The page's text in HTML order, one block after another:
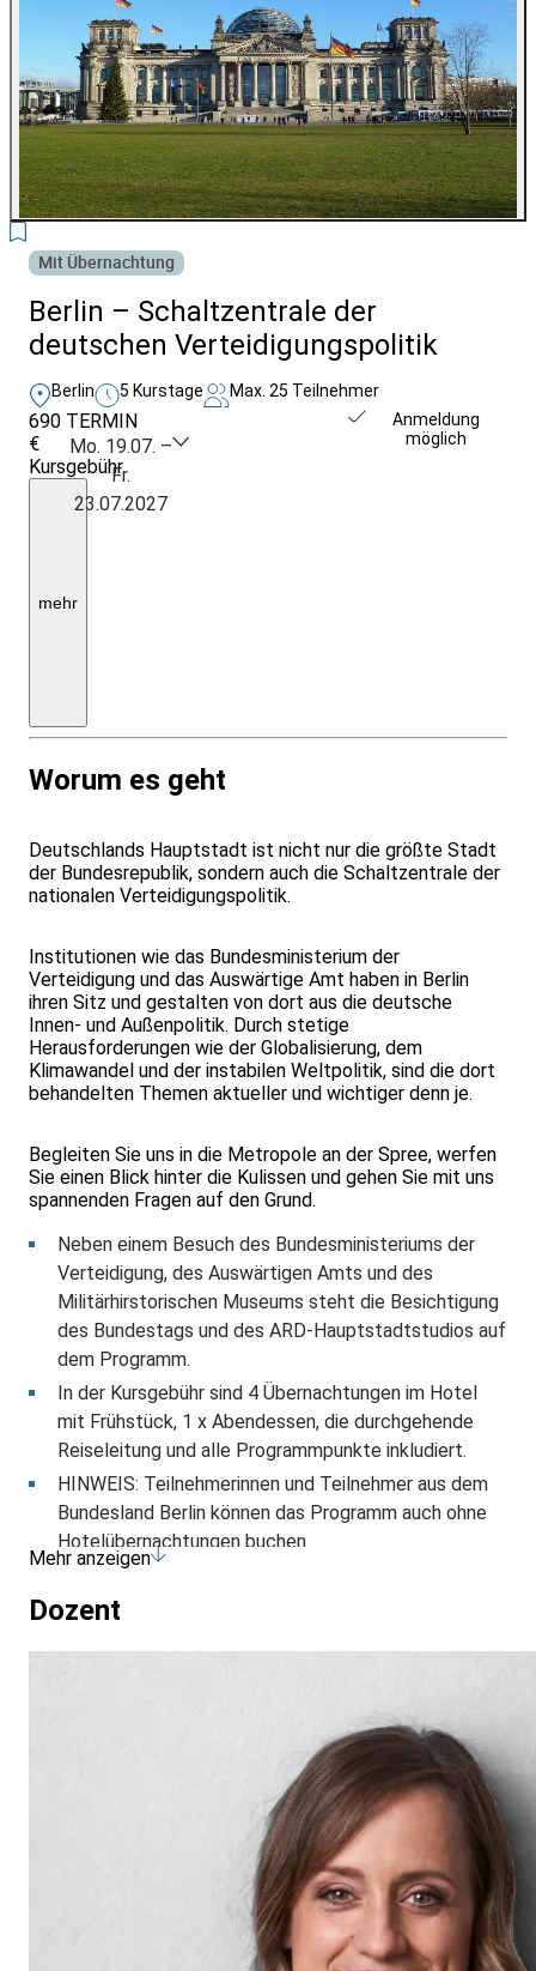
Mit Übernachtung
Berlin – Schaltzentrale der
deutschen Verteidigungspolitik
Berlin 5 Kurstage Max. 25 Teilnehmer
690
€
Kursgebühr
inkl.
Unterkunft,
Teilnehmer*innen
mehr
TERMIN
Mo. 19.07. –
Fr.
23.07.2027
Anmeldung
möglich
Worum es geht
Deutschlands Hauptstadt ist nicht nur die größte Stadt
der Bundesrepublik, sondern auch die Schaltzentrale der
nationalen Verteidigungspolitik.
Institutionen wie das Bundesministerium der
Verteidigung und das Auswärtige Amt haben in Berlin
ihren Sitz und gestalten von dort aus die deutsche
Innen- und Außenpolitik. Durch stetige
Herausforderungen wie der Globalisierung, dem
Klimawandel und der instabilen Weltpolitik, sind die dort
behandelten Themen aktueller und wichtiger denn je.
Begleiten Sie uns in die Metropole an der Spree, werfen
Sie einen Blick hinter die Kulissen und gehen Sie mit uns
spannenden Fragen auf den Grund.
Neben einem Besuch des Bundesministeriums der
Verteidigung, des Auswärtigen Amts und des
Militärhirstorischen Museums steht die Besichtigung
des Bundestags und des ARD-Hauptstadtstudios auf
dem Programm.
In der Kursgebühr sind 4 Übernachtungen im Hotel
mit Frühstück, 1 x Abendessen, die durchgehende
Reiseleitung und alle Programmpunkte inkludiert.
HINWEIS: Teilnehmerinnen und Teilnehmer aus dem
Bundesland Berlin können das Programm auch ohne
Hotelübernachtungen buchen.
Das detaillierte Programm und alle Inklusivleistungen
finden Sie auf unserer Homepage:
Mehr anzeigen
Dozent